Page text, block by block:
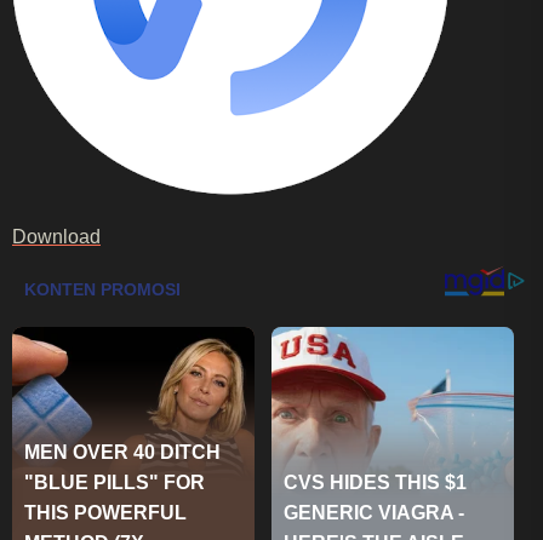
Download